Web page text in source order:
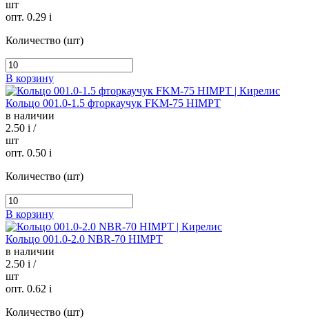
шт
опт. 0.29 i
Количество (шт)
В корзину
Кольцо 001.0-1.5 фторкаучук FKM-75 HIMPT
в наличии
2.50 i /
шт
опт. 0.50 i
Количество (шт)
В корзину
Кольцо 001.0-2.0 NBR-70 HIMPT
в наличии
2.50 i /
шт
опт. 0.62 i
Количество (шт)